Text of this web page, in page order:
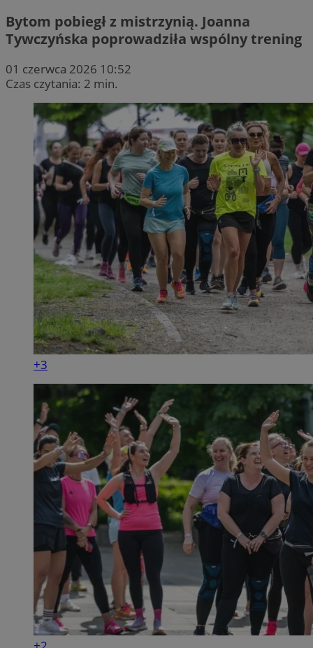
Bytom pobiegł z mistrzynią. Joanna
Tywczyńska poprowadziła wspólny trening
01 czerwca 2026 10:52
Czas czytania: 2 min.
+3